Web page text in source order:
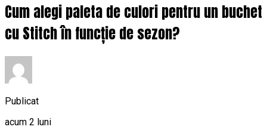
Cum alegi paleta de culori pentru un buchet
cu Stitch în funcție de sezon?
Publicat
acum 2 luni